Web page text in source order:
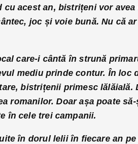
cu acest an, bistrițeni vor avea
joc și voie bună. Nu că
care-i cântă în strună
mediu prinde contur. În loc
bistrițenii primesc lălăială.
romanilor. Doar așa poate
în cele trei campanii.
în dorul lelii în fiecare an